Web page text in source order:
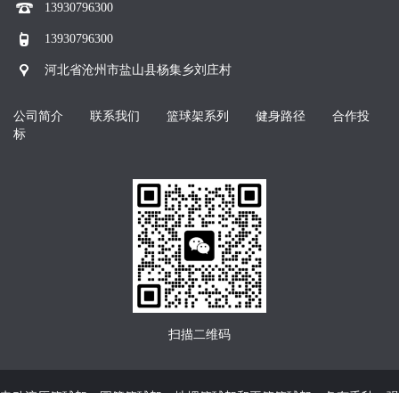
13930796300
13930796300
河北省沧州市盐山县杨集乡刘庄村
公司简介 联系我们 篮球架系列 健身路径
合作投
标
扫描二维码